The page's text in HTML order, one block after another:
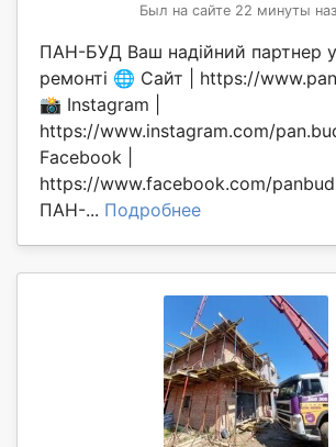
Был на сайте 22 минуты
ПАН-БУД Ваш надійний партнер у
ремонті 🌐 Сайт | https://
📸 Instagram |
https://www.instagram.com/
Facebook |
https://www.facebook.com/
ПАН-... Подробнее